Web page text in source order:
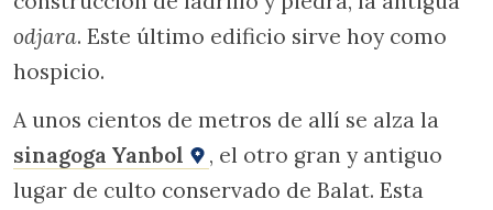
odjara. Este último edificio sirve hoy como
hospicio.
A unos cientos de metros de allí se alza la
sinagoga Yanbol
, el otro gran y antiguo
lugar de culto conservado de Balat. Esta